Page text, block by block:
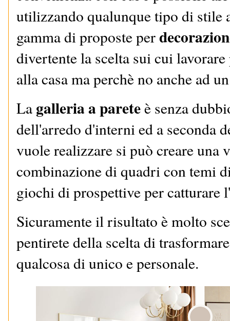
utilizzando qualunque tipo di stile
gamma di proposte per
divertente la scelta sui cui
alla casa ma perchè no anche ad
La galleria a parete è senza
dell'arredo d'interni ed a seconda
vuole realizzare si può creare una
combinazione di quadri con temi
giochi di prospettive per catturare
Sicuramente il risultato è molto
pentirete della scelta di
qualcosa di unico e personale.